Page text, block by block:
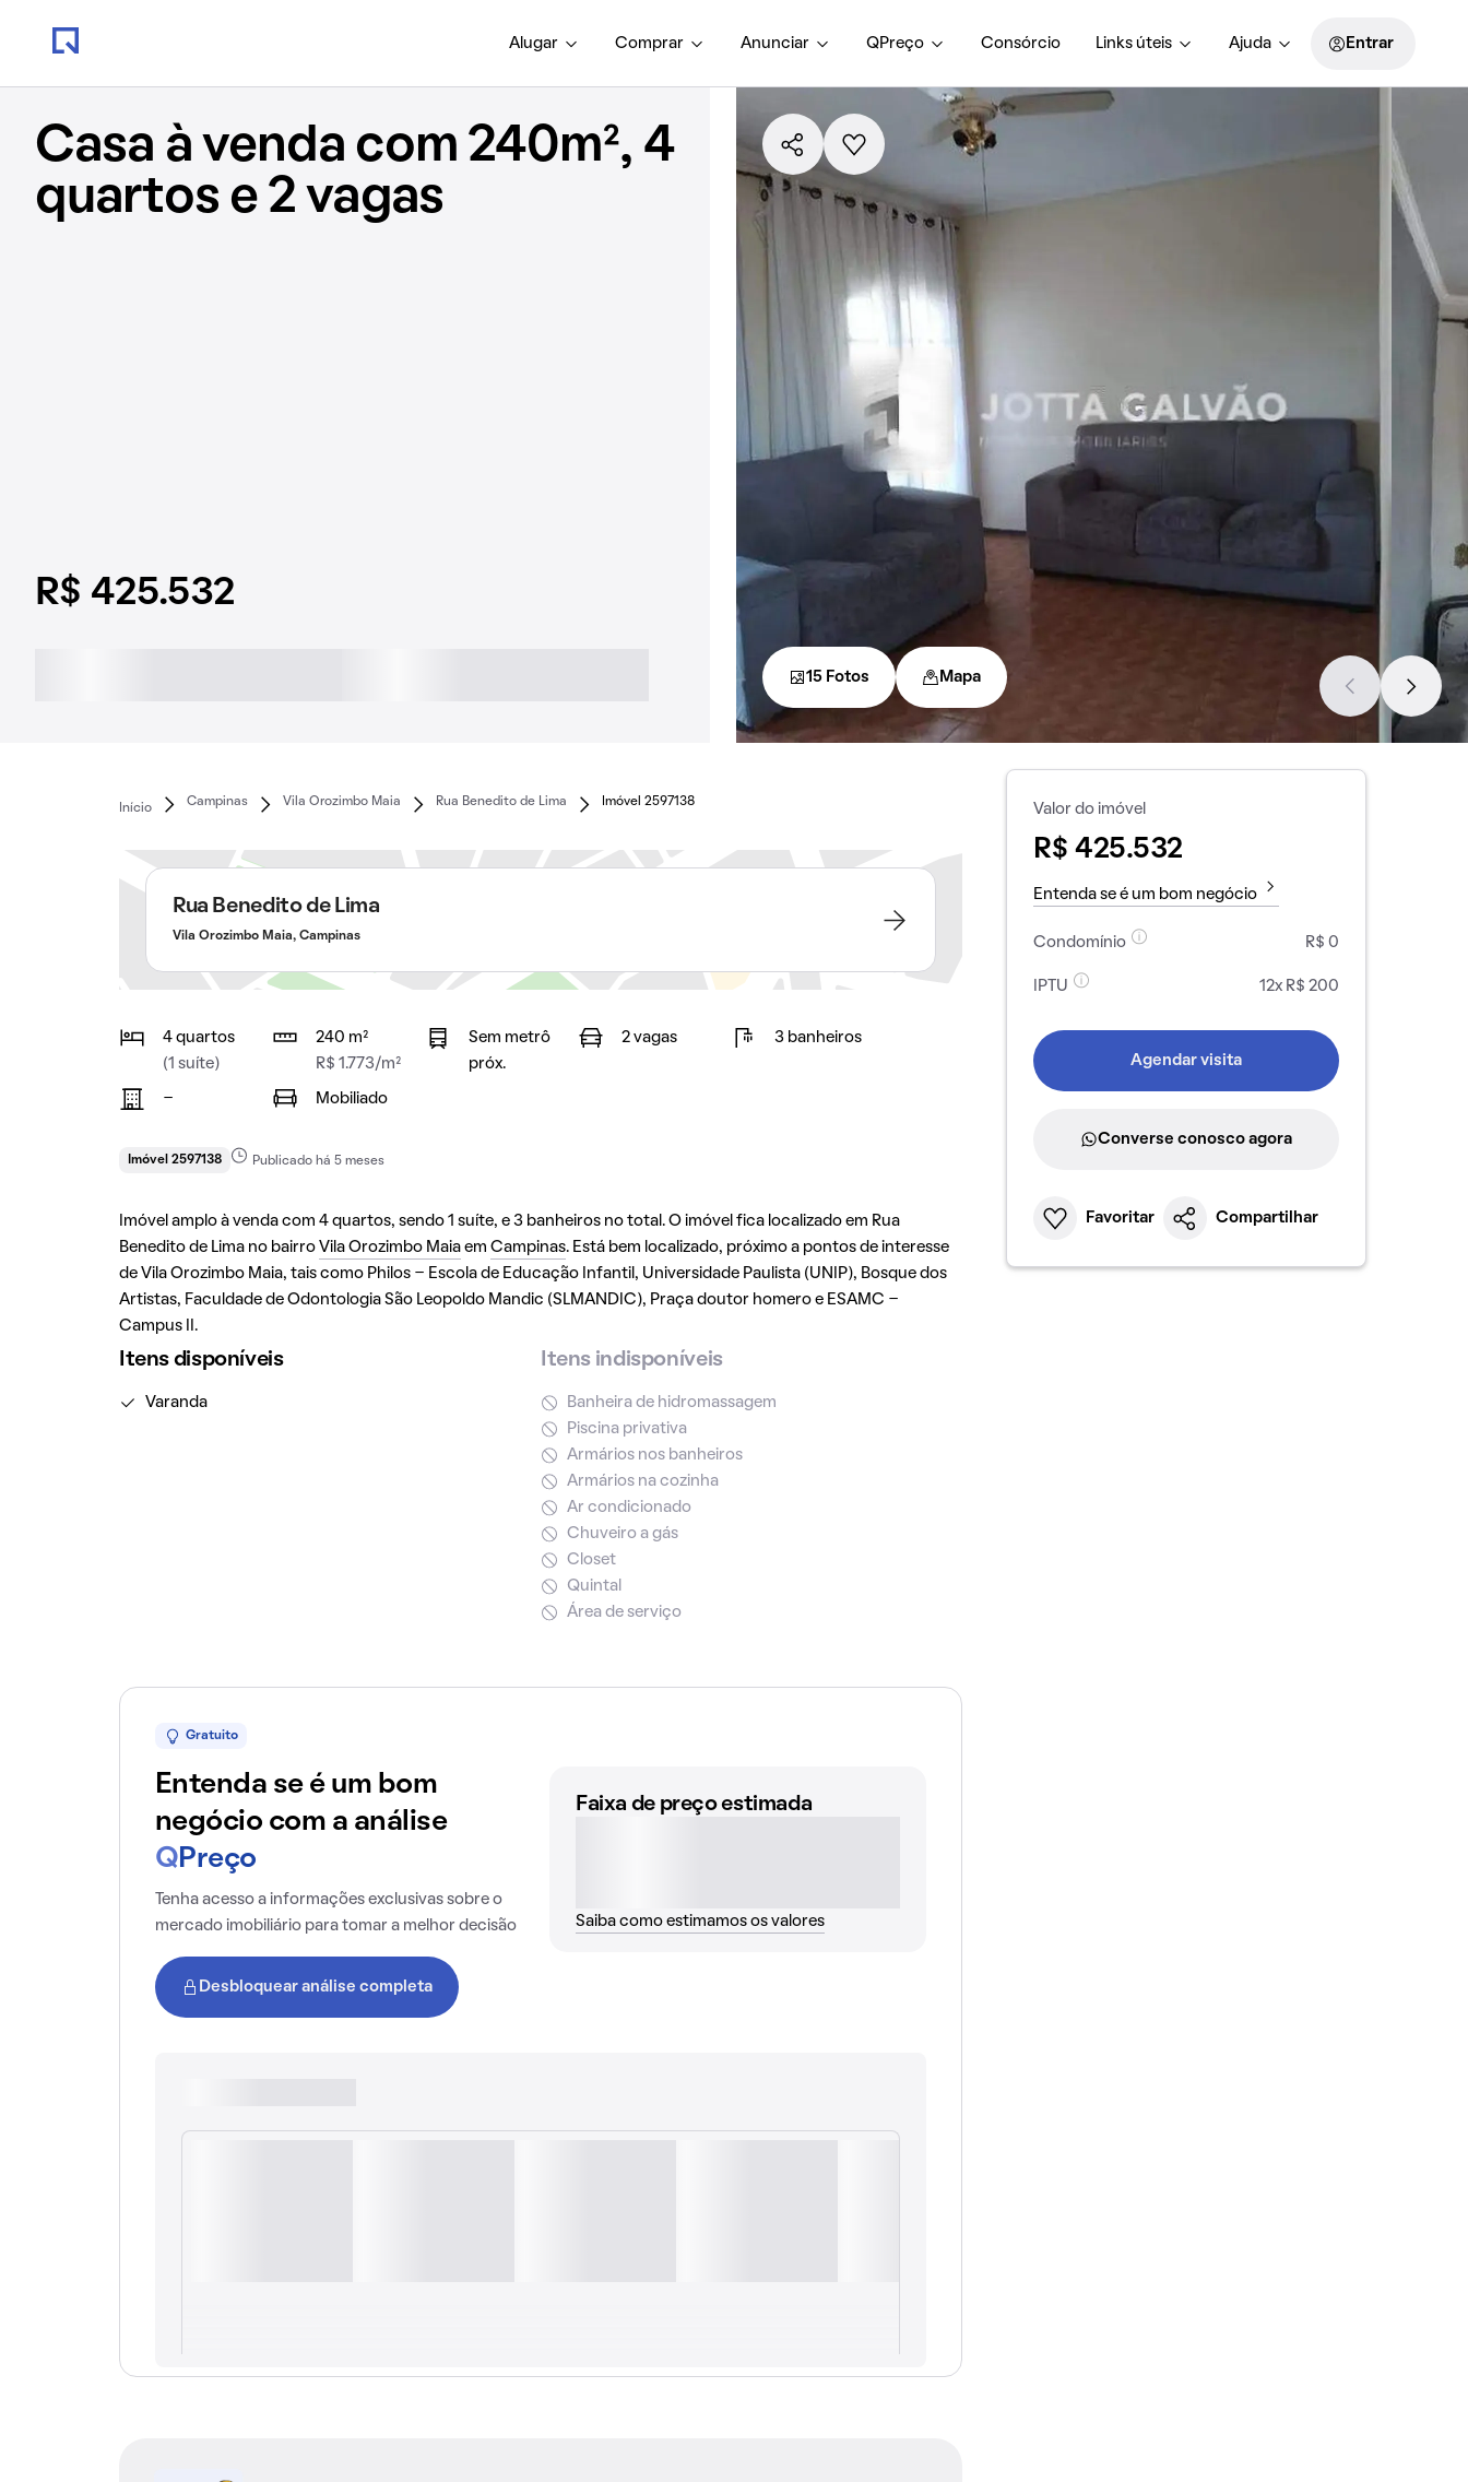
Alugar Comprar Anunciar QPreço Consórcio Links úteis Ajuda Entrar
Casa à venda com 240m², 4
quartos e 2 vagas
R$ 425.532
15 Fotos Mapa
Início
Campinas Vila Orozimbo Maia Rua Benedito de Lima Imóvel 2597138
Rua Benedito de Lima
Vila Orozimbo Maia, Campinas
4 quartos
(1 suíte)
240 m²
R$ 1.773/m²
Sem metrô
próx.
2 vagas 3 banheiros
- Mobiliado
Imóvel 2597138 Publicado há 5 meses
Imóvel amplo à venda com 4 quartos, sendo 1 suíte, e 3 banheiros no total. O imóvel fica localizado em Rua
Benedito de Lima no bairro Vila Orozimbo Maiaem Campinas. Está bem localizado, próximo a pontos de interesse
de Vila Orozimbo Maia, tais como Philos - Escola de Educação Infantil, Universidade Paulista (UNIP), Bosque dos
Artistas, Faculdade de Odontologia São Leopoldo Mandic (SLMANDIC), Praça doutor homero e ESAMC -
Campus II.
Itens disponíveis
Varanda
Itens indisponíveis
Banheira de hidromassagem
Piscina privativa
Armários nos banheiros
Armários na cozinha
Ar condicionado
Chuveiro a gás
Closet
Quintal
Área de serviço
Gratuito
Entenda se é um bom
negócio com a análise
Q Preço
Tenha acesso a informações exclusivas sobre o
mercado imobiliário para tomar a melhor decisão
Desbloquear análise completa
Faixa de preço estimada
Saiba como estimamos os valores
Valor do imóvel
R$ 425.532
Entenda se é um bom negócio
Condomínio R$ 0
IPTU 12x R$ 200
Agendar visita
Converse conosco agora
Favoritar Compartilhar